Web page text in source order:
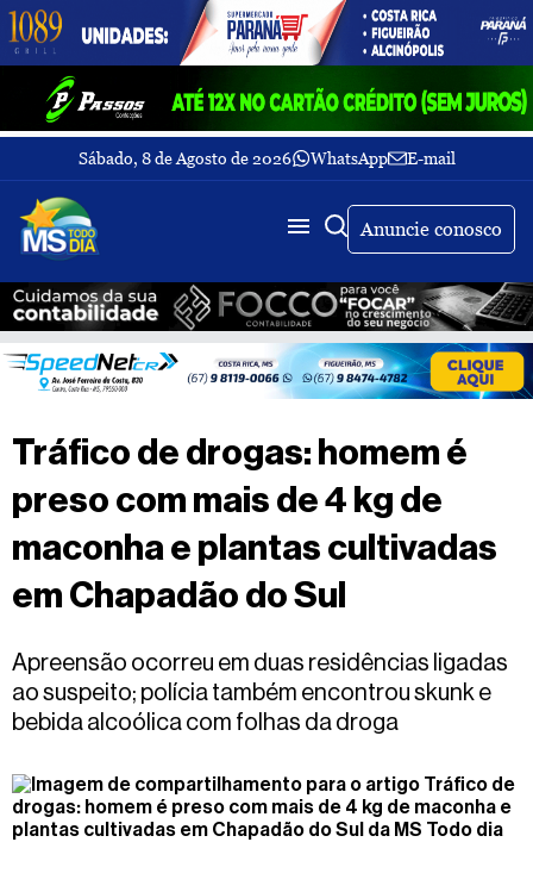
Sábado, 8 de Agosto de 2026 WhatsApp E-mail
Fechar Menu
Últimas
notícias
Galeria
de
fotos
Sobre
Nós
TV
MS
dia
Fale
Anuncie conosco
Buscar
Tráfico de drogas: homem é
preso com mais de 4 kg de
maconha e plantas cultivadas
em Chapadão do Sul
Apreensão ocorreu em duas residências ligadas
ao suspeito; polícia também encontrou skunk e
bebida alcoólica com folhas da droga